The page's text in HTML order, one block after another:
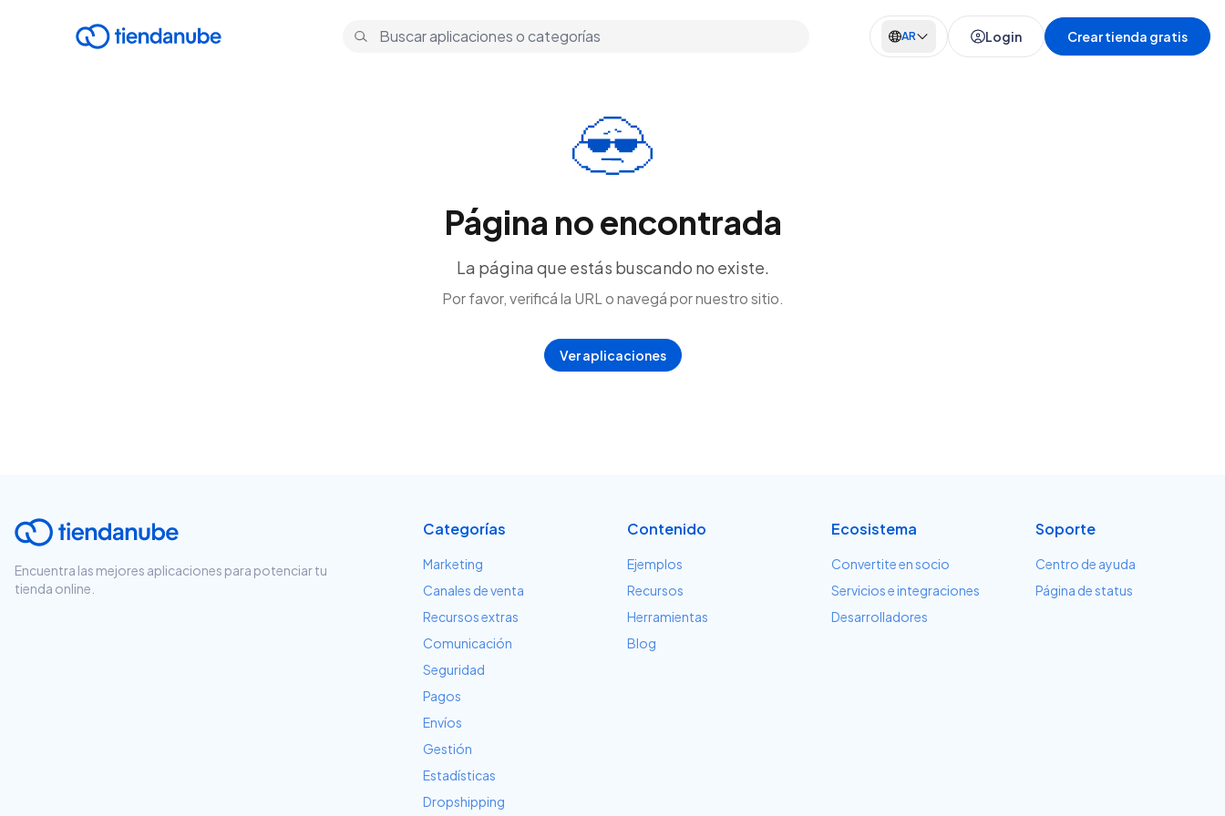
AR Login Crear tienda gratis
Página no encontrada
La página que estás buscando no existe.
Por favor, verificá la URL o navegá por nuestro sitio.
Ver aplicaciones
Encuentra las mejores aplicaciones para potenciar tu
tienda online.
Categorías
Marketing
Canales de venta
Recursos extras
Comunicación
Seguridad
Pagos
Envíos
Gestión
Estadísticas
Dropshipping
Contenido
Ejemplos
Recursos
Herramientas
Blog
Ecosistema
Convertite en socio
Servicios e integraciones
Desarrolladores
Soporte
Centro de ayuda
Página de status